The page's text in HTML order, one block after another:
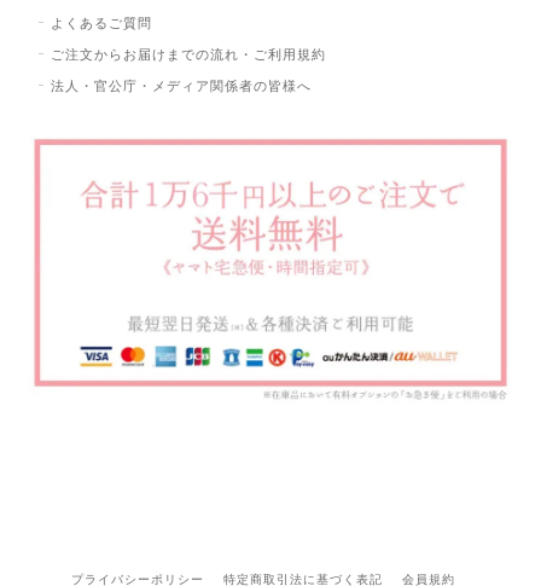
よくあるご質問
ご注文からお届けまでの流れ・ご利用規約
法人・官公庁・メディア関係者の皆様へ
プライバシーポリシー 特定商取引法に基づく表記 会員規約